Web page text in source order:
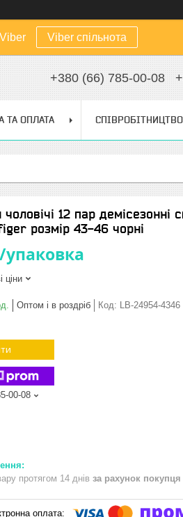
Viber спільнота
+380 (66) 785-00-08
ТА ОПЛАТА
12 пар демісезонні
розмір 43-46 чорні
упаковка
ціни
Оптом і в роздріб Код: LB-24954-4346
00-08
протягом 14 днів за рахунок покупця